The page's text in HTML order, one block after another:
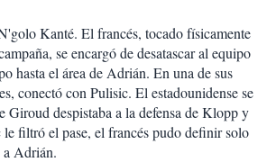
Kanté. El francés, tocado físicamente
se encargó de desatascar al equipo
hasta el área de Adrián. En una de sus
conectó con Pulisic. El estadounidense se
Giroud despistaba a la defensa de Klopp y
filtró el pase, el francés pudo definir solo
Adrián.